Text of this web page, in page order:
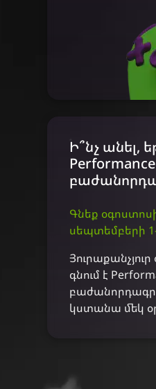
Ի՞նչ անել,
Performance
Գնեք
սեպտեմբերի
գնում է
կստանա մեկ